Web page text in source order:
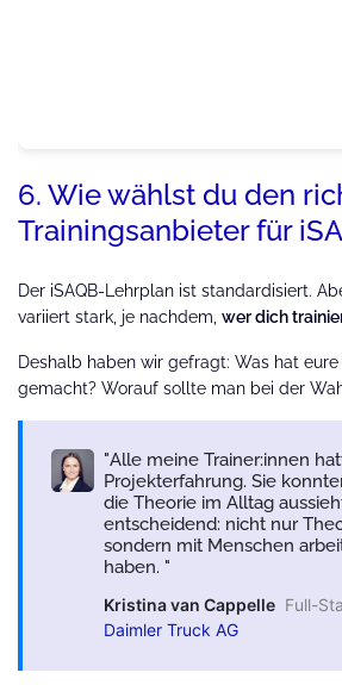
6. Wie wählst du den
Trainingsanbieter für
Der iSAQB-Lehrplan ist standardisiert.
variiert stark, je nachdem, wer dich
Deshalb haben wir gefragt: Was hat
gemacht? Worauf sollte man bei der
Alle meine Trainer:innen
Projekterfahrung. Sie
die Theorie im Alltag
entscheidend: nicht nur
sondern mit Menschen
haben.
Kristina van Cappelle Full-
Daimler Truck AG